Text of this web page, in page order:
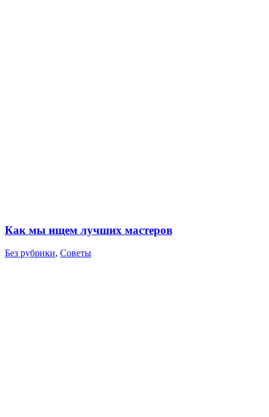
Как мы ищем лучших мастеров
Без рубрики, Советы